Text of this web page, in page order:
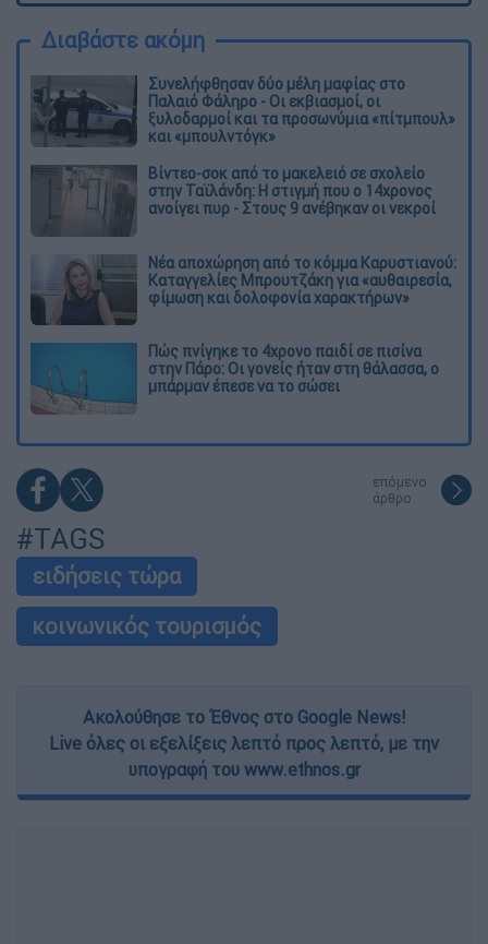
Διαβάστε ακόμη
Συνελήφθησαν δύο μέλη μαφίας στο
Παλαιό Φάληρο - Οι εκβιασμοί, οι
ξυλοδαρμοί και τα προσωνύμια «πίτμπουλ»
και «μπουλντόγκ»
Βίντεο-σοκ από το μακελειό σε σχολείο
στην Ταϊλάνδη: Η στιγμή που ο 14χρονος
ανοίγει πυρ - Στους 9 ανέβηκαν οι νεκροί
Νέα αποχώρηση από το κόμμα Καρυστιανού:
Καταγγελίες Μπρουτζάκη για «αυθαιρεσία,
φίμωση και δολοφονία χαρακτήρων»
Πώς πνίγηκε το 4χρονο παιδί σε πισίνα
στην Πάρο: Οι γονείς ήταν στη θάλασσα, ο
μπάρμαν έπεσε να το σώσει
επόμενο
άρθρο
#TAGS
ειδήσεις τώρα
κοινωνικός τουρισμός
Ακολούθησε το Έθνος στο Google News!
Live όλες οι εξελίξεις λεπτό προς λεπτό, με την
υπογραφή του www.ethnos.gr